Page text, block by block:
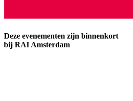
Deze evenementen zijn binnenkort
bij RAI Amsterdam